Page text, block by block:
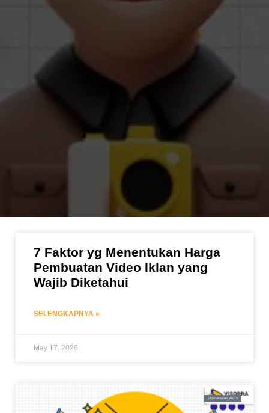
7 Faktor yg Menentukan Harga
Pembuatan Video Iklan yang
Wajib Diketahui
SELENGKAPNYA »
May 17, 2026
JASA VIDEO IKLAN TV